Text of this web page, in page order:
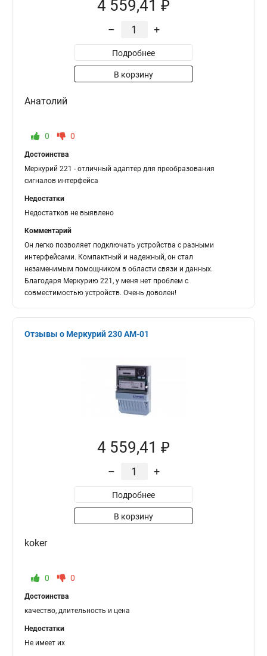
4 559,41 ₽
– +
Подробнее
В корзину
Анатолий
0 0
Достоинства
Меркурий 221 - отличный адаптер для преобразования
сигналов интерфейса
Недостатки
Недостатков не выявлено
Комментарий
Он легко позволяет подключать устройства с разными
интерфейсами. Компактный и надежный, он стал
незаменимым помощником в области связи и данных.
Благодаря Меркурию 221, у меня нет проблем с
совместимостью устройств. Очень доволен!
Отзывы о Меркурий 230 АМ-01
4 559,41 ₽
– +
Подробнее
В корзину
koker
0 0
Достоинства
качество, длительность и цена
Недостатки
Не имеет их